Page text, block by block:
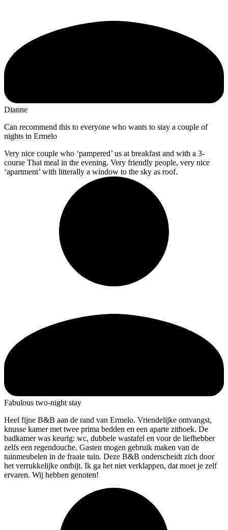
Dianne
Can recommend this to everyone who wants to stay a couple of
nights in Ermelo
Very nice couple who ‘pampered’ us at breakfast and with a 3-
course Thai meal in the evening. Very friendly people, very nice
‘apartment’ with litterally a window to the sky as roof.
Fabulous two-night stay
Heel fijne B&B aan de rand van Ermelo. Vriendelijke ontvangst,
knusse kamer met twee prima bedden en een aparte zithoek. De
badkamer was keurig: wc, dubbele wastafel en voor de liefhebber
zelfs een regendouche. Gasten mogen gebruik maken van de
tuinmeubelen in de fraaie tuin. Deze B&B onderscheidt zich door
het verrukkelijke ontbijt. Ik ga het niet verklappen, dat moet je zelf
ervaren. Wij hebben genoten!